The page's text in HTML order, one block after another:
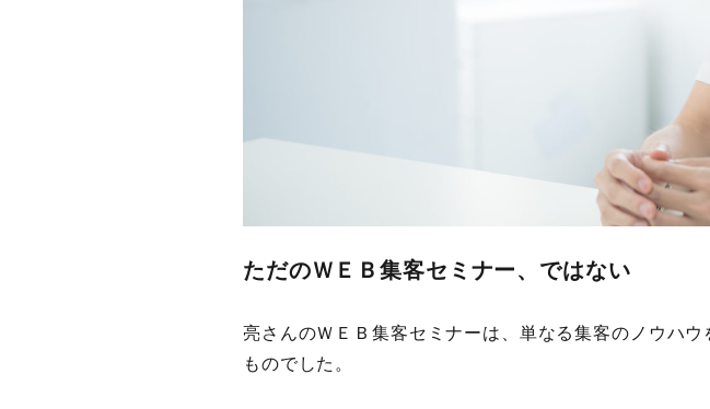
ただのＷＥＢ集客セミナー、ではない
亮さんのＷＥＢ集客セミナーは、単なる集客のノウハ
ものでした。